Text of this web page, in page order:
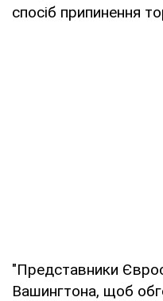
спосіб припинення
"Представники
Вашингтона, щоб